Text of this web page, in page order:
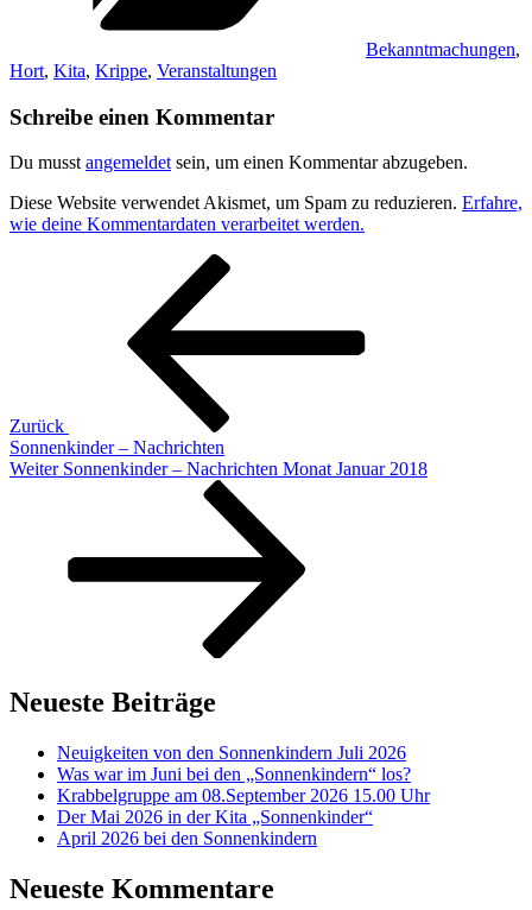
Bekanntmachungen,
Hort, Kita, Krippe, Veranstaltungen
Schreibe einen Kommentar
Du musst angemeldet sein, um einen Kommentar abzugeben.
Diese Website verwendet Akismet, um Spam zu reduzieren. Erfahre,
wie deine Kommentardaten verarbeitet werden.
Beitragsnavigation
Zurück
Sonnenkinder – Nachrichten
Nächster
Weiter Sonnenkinder – Nachrichten Monat Januar 2018
Neueste Beiträge
Neuigkeiten von den Sonnenkindern Juli 2026
Was war im Juni bei den „Sonnenkindern“ los?
Krabbelgruppe am 08.September 2026 15.00 Uhr
Der Mai 2026 in der Kita „Sonnenkinder“
April 2026 bei den Sonnenkindern
Neueste Kommentare